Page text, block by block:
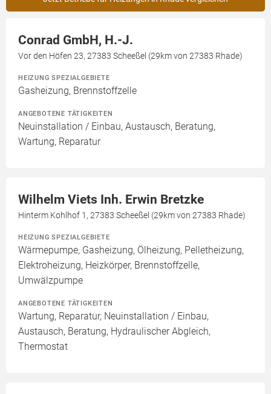
Conrad GmbH, H.-J.
Vor den Höfen 23, 27383 Scheeßel (29km von 27383 Rhade)
HEIZUNG SPEZIALGEBIETE
Gasheizung, Brennstoffzelle
ANGEBOTENE TÄTIGKEITEN
Neuinstallation / Einbau, Austausch, Beratung,
Wartung, Reparatur
Wilhelm Viets Inh. Erwin Bretzke
Hinterm Kohlhof 1, 27383 Scheeßel (29km von 27383 Rhade)
HEIZUNG SPEZIALGEBIETE
Wärmepumpe, Gasheizung, Ölheizung, Pelletheizung,
Elektroheizung, Heizkörper, Brennstoffzelle,
Umwälzpumpe
ANGEBOTENE TÄTIGKEITEN
Wartung, Reparatur, Neuinstallation / Einbau,
Austausch, Beratung, Hydraulischer Abgleich,
Thermostat